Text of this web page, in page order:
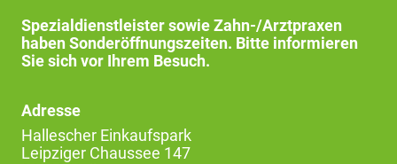
Spezialdienstleister sowie Zahn-/Arztpraxen
haben Sonderöffnungszeiten. Bitte informieren
Sie sich vor Ihrem Besuch.
Adresse
Hallescher Einkaufspark
Leipziger Chaussee 147